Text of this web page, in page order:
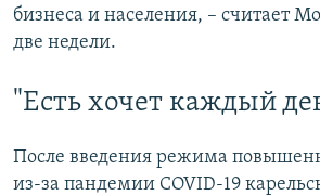
бизнеса и населения, – считает
две недели.
"Есть хочет каждый
После введения режима
из-за пандемии COVID-19